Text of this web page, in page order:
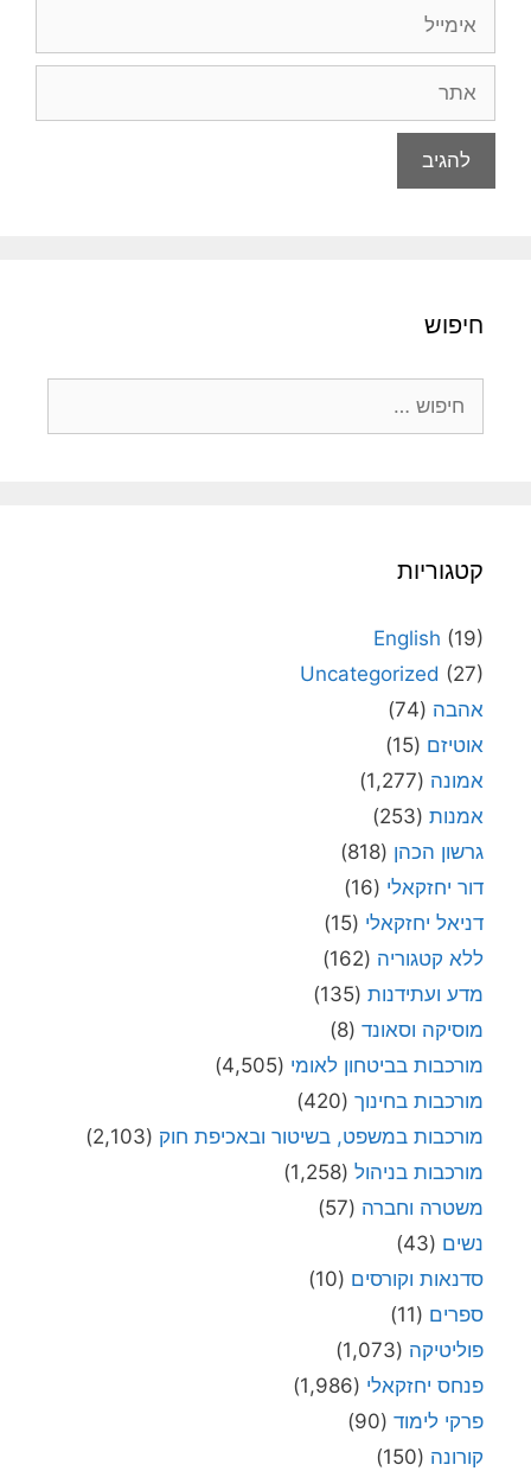
חיפוש
קטגוריות
English (19)
Uncategorized (27)
אהבה (74)
אוטיזם (15)
אמונה (1,277)
אמנות (253)
גרשון הכהן (818)
דור יחזקאלי (16)
דניאל יחזקאלי (15)
ללא קטגוריה (162)
מדע ועתידנות (135)
מוסיקה וסאונד (8)
מורכבות בביטחון לאומי (4,505)
מורכבות בחינוך (420)
מורכבות במשפט, בשיטור ובאכיפת חוק (2,103)
מורכבות בניהול (1,258)
משטרה וחברה (57)
נשים (43)
סדנאות וקורסים (10)
ספרים (11)
פוליטיקה (1,073)
פנחס יחזקאלי (1,986)
פרקי לימוד (90)
קורונה (150)